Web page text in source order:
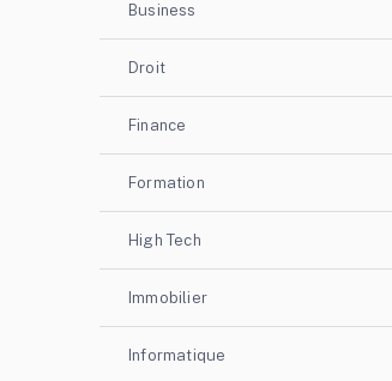
Business
Droit
Finance
Formation
High Tech
Immobilier
Informatique